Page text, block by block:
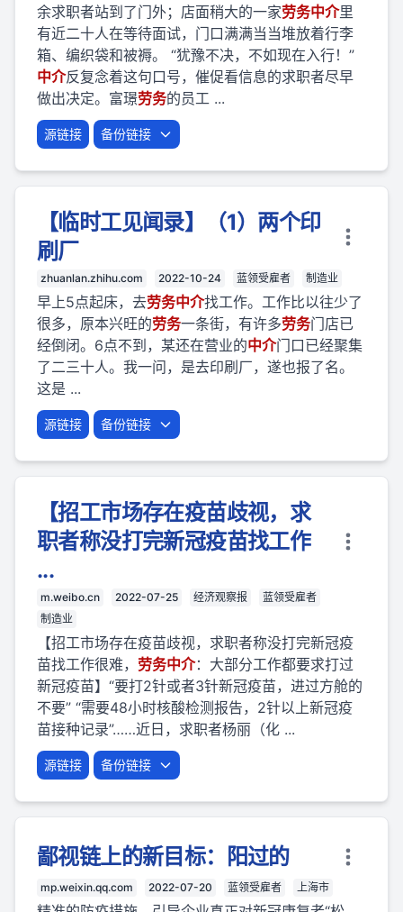
余求职者站到了门外；店面稍大的一家劳务中介里
有近二十人在等待面试，门口满满当当堆放着行李
箱、编织袋和被褥。 “犹豫不决，不如现在入行！”
中介反复念着这句口号，催促看信息的求职者尽早
做出决定。富璟劳务的员工 ...
源链接 备份链接
【临时工见闻录】（1）两个印
刷厂
zhuanlan.zhihu.com 2022-10-24 蓝领受雇者 制造业
早上5点起床，去劳务中介找工作。工作比以往少了
很多，原本兴旺的劳务一条街，有许多劳务门店已
经倒闭。6点不到，某还在营业的中介门口已经聚集
了二三十人。我一问，是去印刷厂，遂也报了名。
这是 ...
源链接 备份链接
【招工市场存在疫苗歧视，求
职者称没打完新冠疫苗找工作
...
m.weibo.cn 2022-07-25 经济观察报
蓝领受雇者
制造业
【招工市场存在疫苗歧视，求职者称没打完新冠疫
苗找工作很难， 劳务中介：大部分工作都要求打过
新冠疫苗】“要打2针或者3针新冠疫苗，进过方舱的
不要” “需要48小时核酸检测报告，2针以上新冠疫
苗接种记录”……近日，求职者杨丽（化 ...
源链接 备份链接
鄙视链上的新目标：阳过的
mp.weixin.qq.com 2022-07-20 蓝领受雇者 上海市